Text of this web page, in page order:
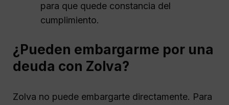
para que quede constancia del
cumplimiento.
¿Pueden embargarme por una
deuda con Zolva?
Zolva no puede embargarte directamente. Para